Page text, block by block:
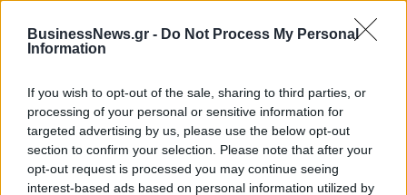
BusinessNews.gr - Do Not Process My Personal
Information
If you wish to opt-out of the sale, sharing to third parties, or
processing of your personal or sensitive information for
targeted advertising by us, please use the below opt-out
section to confirm your selection. Please note that after your
opt-out request is processed you may continue seeing
interest-based ads based on personal information utilized by
συνεργασίας τους μέχρι το
2028
18η συνεχόμενη χρονιά για τον ΟΤΕ στη διεθνή σειρά δεικτών